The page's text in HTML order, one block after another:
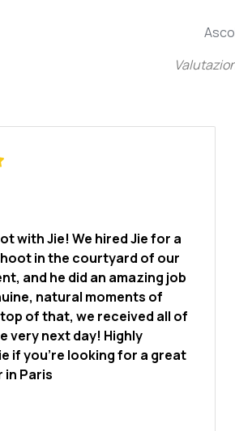
with Jie! We hired Jie for a
in the courtyard of our
and he did an amazing job
natural moments of
top of that, we received all of
very next day! Highly
if you're looking for a great
Paris